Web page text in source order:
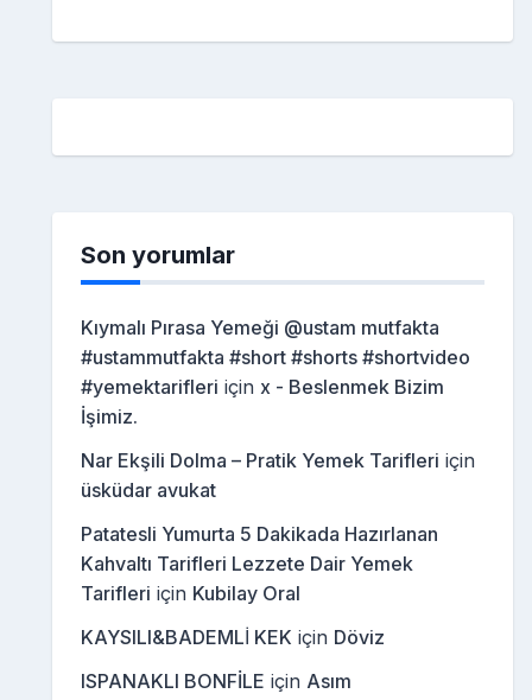
Son yorumlar
Kıymalı Pırasa Yemeği @ustam mutfakta
#ustammutfakta #short #shorts #shortvideo
#yemektarifleri için x - Beslenmek Bizim
İşimiz.
Nar Ekşili Dolma – Pratik Yemek Tarifleri için
üsküdar avukat
Patatesli Yumurta 5 Dakikada Hazırlanan
Kahvaltı Tarifleri Lezzete Dair Yemek
Tarifleri için Kubilay Oral
KAYSILI&BADEMLİ KEK için Döviz
ISPANAKLI BONFİLE için Asım